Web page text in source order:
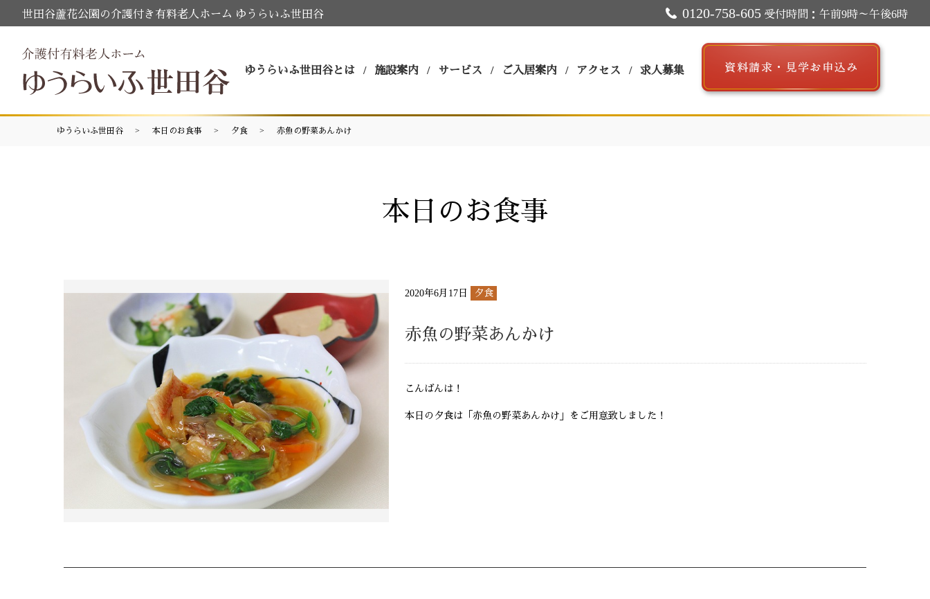
世田谷蘆花公園の介護付き有料老人ホーム ゆうらいふ世田谷 0120-758-605 受付時間：午前9時～午後6時
ゆうらいふ世田谷とは 施設案内 サービス ご入居案内 アクセス 求人募集
ゆうらいふ世田谷 本日のお食事 夕食 赤魚の野菜あんかけ
本日のお食事
2020年6月17日 夕食
赤魚の野菜あんかけ
こんばんは！
本日の夕食は「赤魚の野菜あんかけ」をご用意致しました！